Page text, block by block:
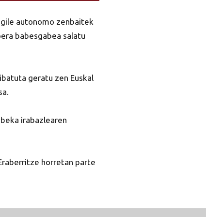
autonomo zenbaitek
babesgabea salatu
geratu zen Euskal
, beka irabazlearen
horretan parte